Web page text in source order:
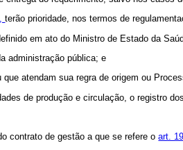
terão prioridade, nos termos de
em ato do Ministro de Estado da
administração pública; e
atendam sua regra de origem ou
de produção e circulação, o registro
contrato de gestão a que se refere oart.